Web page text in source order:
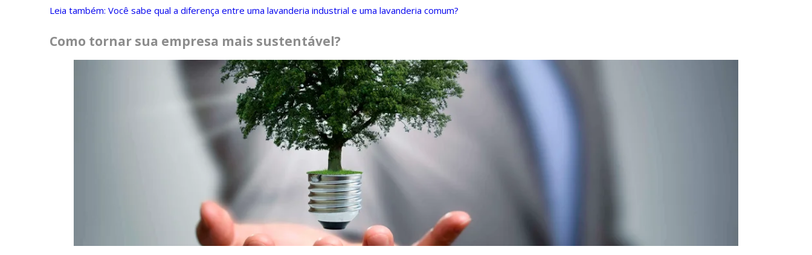
Leia também: Você sabe qual a diferença entre uma lavanderia industrial e uma lavanderia comum?
Como tornar sua empresa mais sustentável?